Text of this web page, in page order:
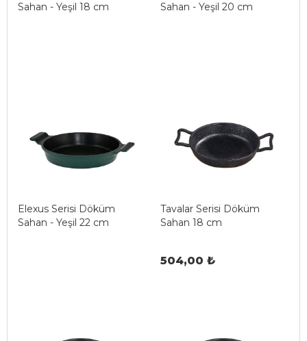
Sahan - Yeşil 18 cm
Sahan - Yeşil 20 cm
Elexus Serisi Döküm
Sahan - Yeşil 22 cm
Tavalar Serisi Döküm
Sahan 18 cm
504,00 ₺